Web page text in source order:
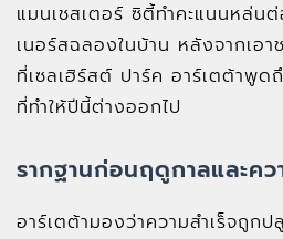
แมนเชสเตอร์ ซิตี้ทำคะแนนหล่น
เนอร์สฉลองในบ้าน หลังจากเอ
ที่เซลเฮิร์สต์ ปาร์ค อาร์เตต้าพูด
ที่ทำให้ปีนี้ต่างออกไป
รากฐานก่อนฤดูกาลและค
อาร์เตต้ามองว่าความสำเร็จถูก